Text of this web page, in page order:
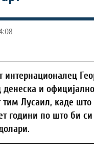
денеска и
тим Лусаил, каде
години по што би